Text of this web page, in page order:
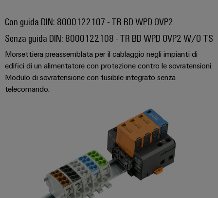
Con guida DIN: 8000122107 - TR BD WPD OVP2
Senza guida DIN: 8000122108 - TR BD WPD OVP2 W/O TS
Morsettiera preassemblata per il cablaggio negli impianti di
edifici di un alimentatore con protezione contro le sovratensioni.
Modulo di sovratensione con fusibile integrato senza
telecomando.